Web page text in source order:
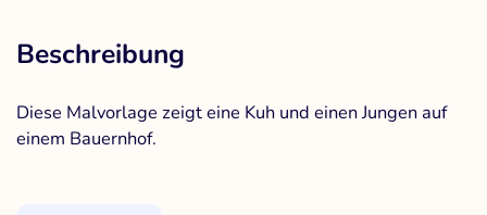
Beschreibung
Diese Malvorlage zeigt eine Kuh und einen Jungen auf
einem Bauernhof.